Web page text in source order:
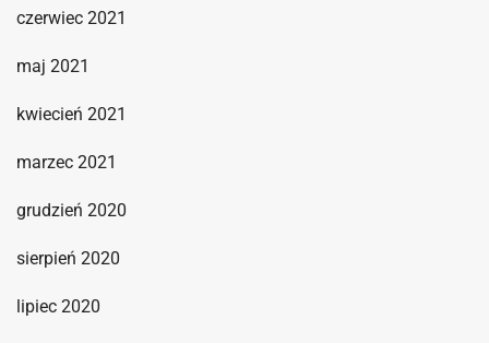
czerwiec 2021
maj 2021
kwiecień 2021
marzec 2021
grudzień 2020
sierpień 2020
lipiec 2020